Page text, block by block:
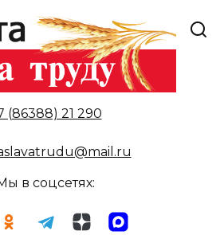
(86388) 21 290
в соцсетях: